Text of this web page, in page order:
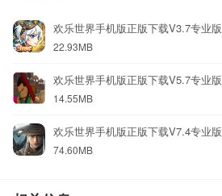
欢乐世界手机版正版下载V3.7专业版
22.93MB
欢乐世界手机版正版下载V5.7专业版
14.55MB
欢乐世界手机版正版下载V7.4专业版
74.60MB